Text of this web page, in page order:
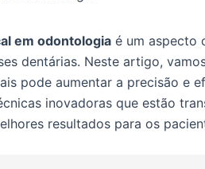
em odontologia é um aspecto
dentárias. Neste artigo,
pode aumentar a precisão e
inovadoras que estão
resultados para os